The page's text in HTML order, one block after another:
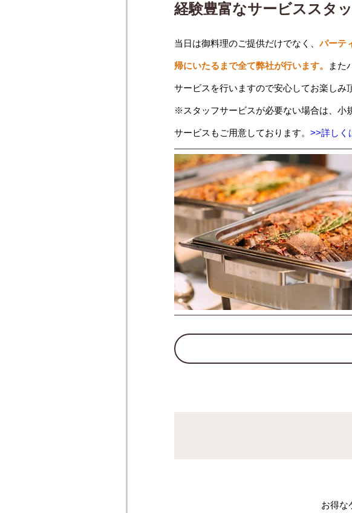
経験豊富なサービススタ
当日は御料理のご提供だけでなく、パーテ
帰にいたるまで全て弊社が行います。 また
サービスを行いますので安心してお楽しみ
※スタッフサービスが必要ない場合は、小
サービスもご用意しております。 >>詳しく
お得な